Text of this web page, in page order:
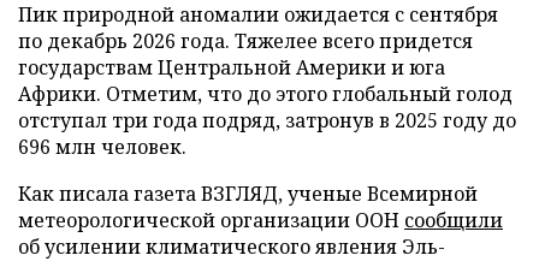
Пик природной аномалии ожидается с сентября
по декабрь 2026 года. Тяжелее всего придется
государствам Центральной Америки и юга
Африки. Отметим, что до этого глобальный голод
отступал три года подряд, затронув в 2025 году до
696 млн человек.
Как писала газета ВЗГЛЯД, ученые Всемирной
метеорологической организации ООН сообщили
об усилении климатического явления Эль-